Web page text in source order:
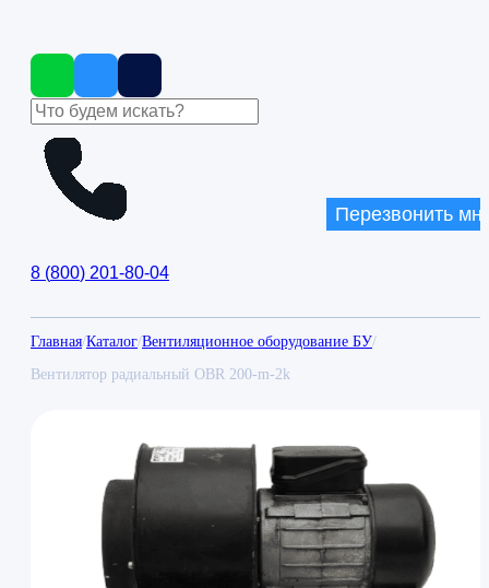
8 (800) 201-80-04
Перезвонить
Главная/Каталог/Вентиляционное оборудование БУ/
Вентилятор радиальный OBR 200-m-2k